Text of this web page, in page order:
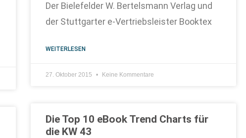
Der Bielefelder W. Bertelsmann Verlag und
der Stuttgarter e-Vertriebsleister Booktex
WEITERLESEN
27. Oktober 2015 Keine Kommentare
Die Top 10 eBook Trend Charts für
die KW 43